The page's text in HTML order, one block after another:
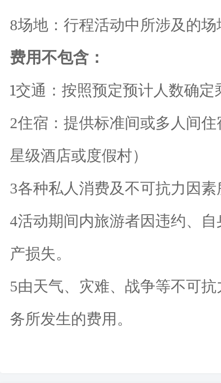
8场地：行程活动中所涉及的
费用不包含：
1交通：按照预定预计人数确
2住宿：提供标准间或多人间
星级酒店或度假村）
3各种私人消费及不可抗力因
4活动期间内旅游者因违约、
产损失。
5由天气、灾难、战争等不可
务所发生的费用。